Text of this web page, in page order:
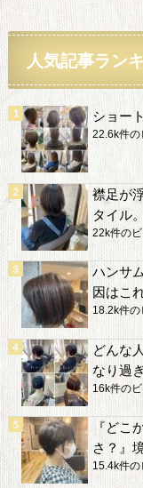
人気記事ラン
ショー
22.6k件の
襟足が
タイル。
22k件の
ハンサ
因はこ
18.2k件の
どんな
なり過
16k件の
『どこ
さ？』
15.4k件の